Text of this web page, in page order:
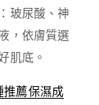
玻尿酸、神
，依膚質選
肌底。
推薦保濕成